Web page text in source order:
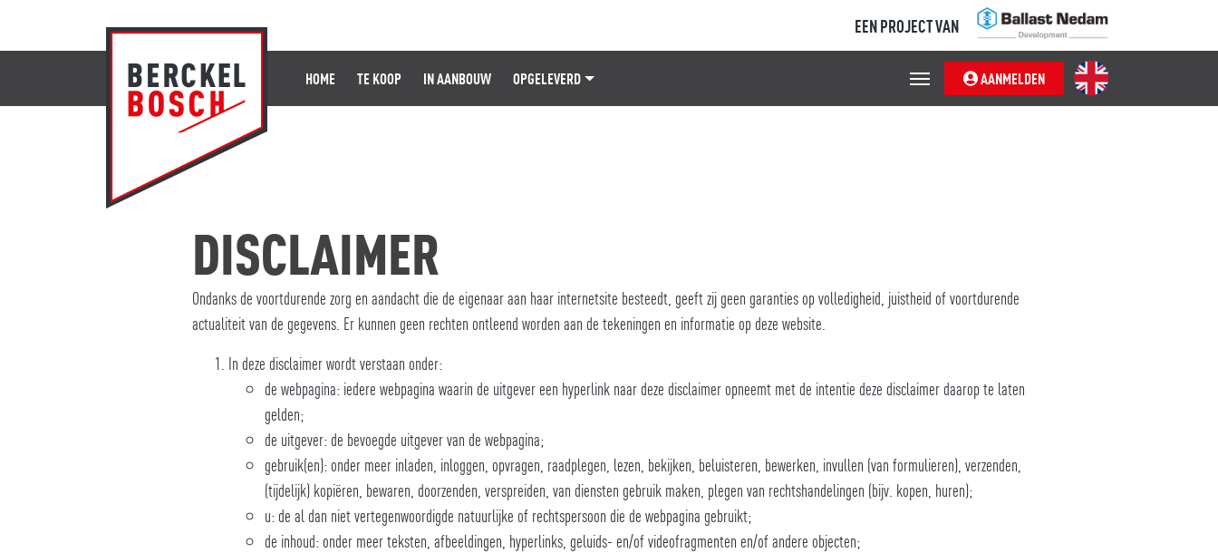
EEN PROJECT VAN
HOME TE KOOP IN AANBOUW OPGELEVERD AANMELDEN
DISCLAIMER
Ondanks de voortdurende zorg en aandacht die de eigenaar aan haar internetsite besteedt, geeft zij geen garanties op volledigheid, juistheid of voortdurende
actualiteit van de gegevens. Er kunnen geen rechten ontleend worden aan de tekeningen en informatie op deze website.
In deze disclaimer wordt verstaan onder:
de webpagina: iedere webpagina waarin de uitgever een hyperlink naar deze disclaimer opneemt met de intentie deze disclaimer daarop te laten
gelden;
de uitgever: de bevoegde uitgever van de webpagina;
gebruik(en): onder meer inladen, inloggen, opvragen, raadplegen, lezen, bekijken, beluisteren, bewerken, invullen (van formulieren), verzenden,
(tijdelijk) kopiëren, bewaren, doorzenden, verspreiden, van diensten gebruik maken, plegen van rechtshandelingen (bijv. kopen, huren);
u: de al dan niet vertegenwoordigde natuurlijke of rechtspersoon die de webpagina gebruikt;
de inhoud: onder meer teksten, afbeeldingen, hyperlinks, geluids- en/of videofragmenten en/of andere objecten;